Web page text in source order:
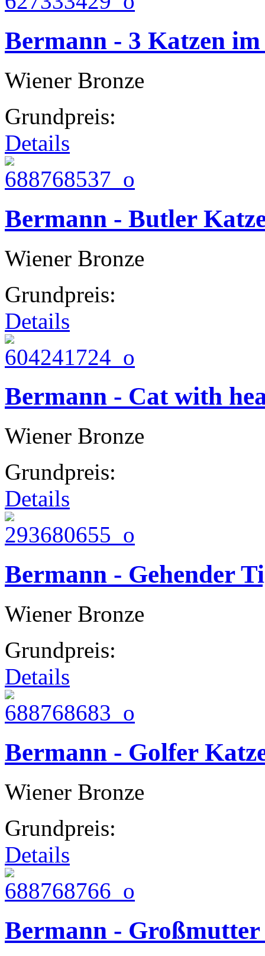
Bermann - 3 Katzen
Wiener Bronze
Grundpreis:
Details
Bermann - Butler
Wiener Bronze
Grundpreis:
Details
Bermann - Cat with
Wiener Bronze
Grundpreis:
Details
Bermann - Gehender
Wiener Bronze
Grundpreis:
Details
Bermann - Golfer
Wiener Bronze
Grundpreis:
Details
Bermann - Großmutter